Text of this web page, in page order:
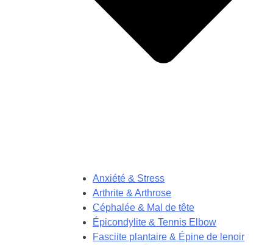
Anxiété & Stress
Arthrite & Arthrose
Céphalée & Mal de tête
Épicondylite & Tennis Elbow
Fasciite plantaire & Épine de lenoir